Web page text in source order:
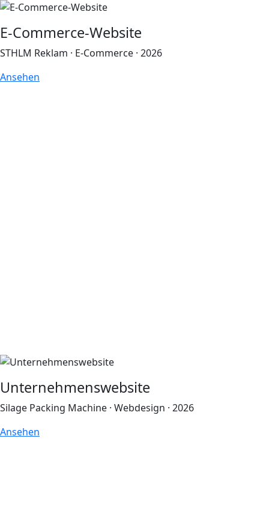
E-Commerce-Website
STHLM Reklam · E-Commerce · 2026
Ansehen
Unternehmenswebsite
Silage Packing Machine · Webdesign · 2026
Ansehen